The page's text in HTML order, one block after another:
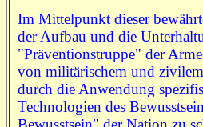
Im Mittelpunkt dieser
der Aufbau und die
"Präventionstruppe" der
von militärischem und
durch die Anwendung
Technologien des